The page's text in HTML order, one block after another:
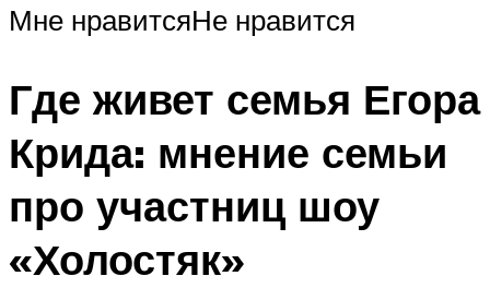
Мне нравитсяНе нравится
Где живет семья Егора
Крида: мнение семьи
про участниц шоу
«Холостяк»